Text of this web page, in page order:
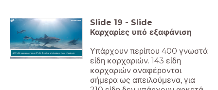
400 είδη καρχαριών. Μόνο 47 είδη δεν είναι απειλούμενα προς εξαφάνιση.
Slide 19 - Slide
Καρχαρίες υπό εξαφάνιση
Υπάρχουν περίπου 400 γνωστά
είδη καρχαριών. 143 είδη
καρχαριών αναφέρονται
σήμερα ως απειλούμενα, για